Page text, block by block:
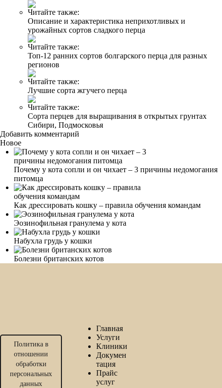
Читайте также:
Описание и характеристика неприхотливых и
урожайных сортов сладкого перца
Читайте также:
Топ-12 ранних сортов болгарского перца для разных
регионов
Читайте также:
Лучшие сорта жгучего перца
Читайте также:
Сорта перцев для выращивания в открытых грунтах
Сибири, Подмосковья
Добавить комментарий
Новое
Почему у кота сопли и он чихает – 3 причины недомогания
питомца
Как дрессировать кошку – правила обучения командам
Эозинофильная гранулема у кота
Набухла грудь у кошки
Болезни британских котов
Политика в
отношении
обработки
персональных
данных
Главная
Услуги
Клиники
Докумен
тация
Прайс
услуг